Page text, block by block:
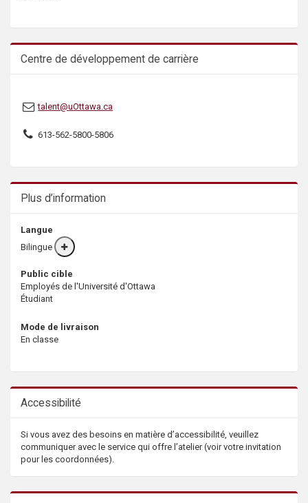
Centre de développement de carrière
talent@uOttawa.ca
613-562-5800-5806
Plus d’information
Langue
Bilingue
More
info
Public cible
Employés de l'Université d'Ottawa
Étudiant
Mode de livraison
En classe
Accessibilité
Si vous avez des besoins en matière d’accessibilité, veuillez
communiquer avec le service qui offre l’atelier (voir votre invitation
pour les coordonnées).